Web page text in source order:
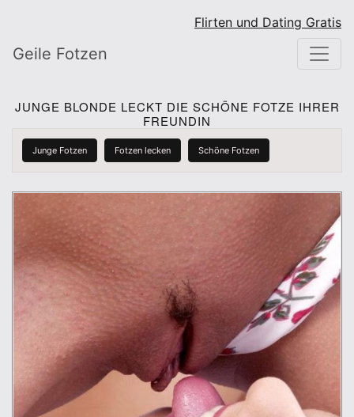
Geile Fotzen
Flirten und Dating Gratis
JUNGE BLONDE LECKT DIE SCHÖNE FOTZE IHRER
FREUNDIN
Junge Fotzen Fotzen lecken Schöne Fotzen